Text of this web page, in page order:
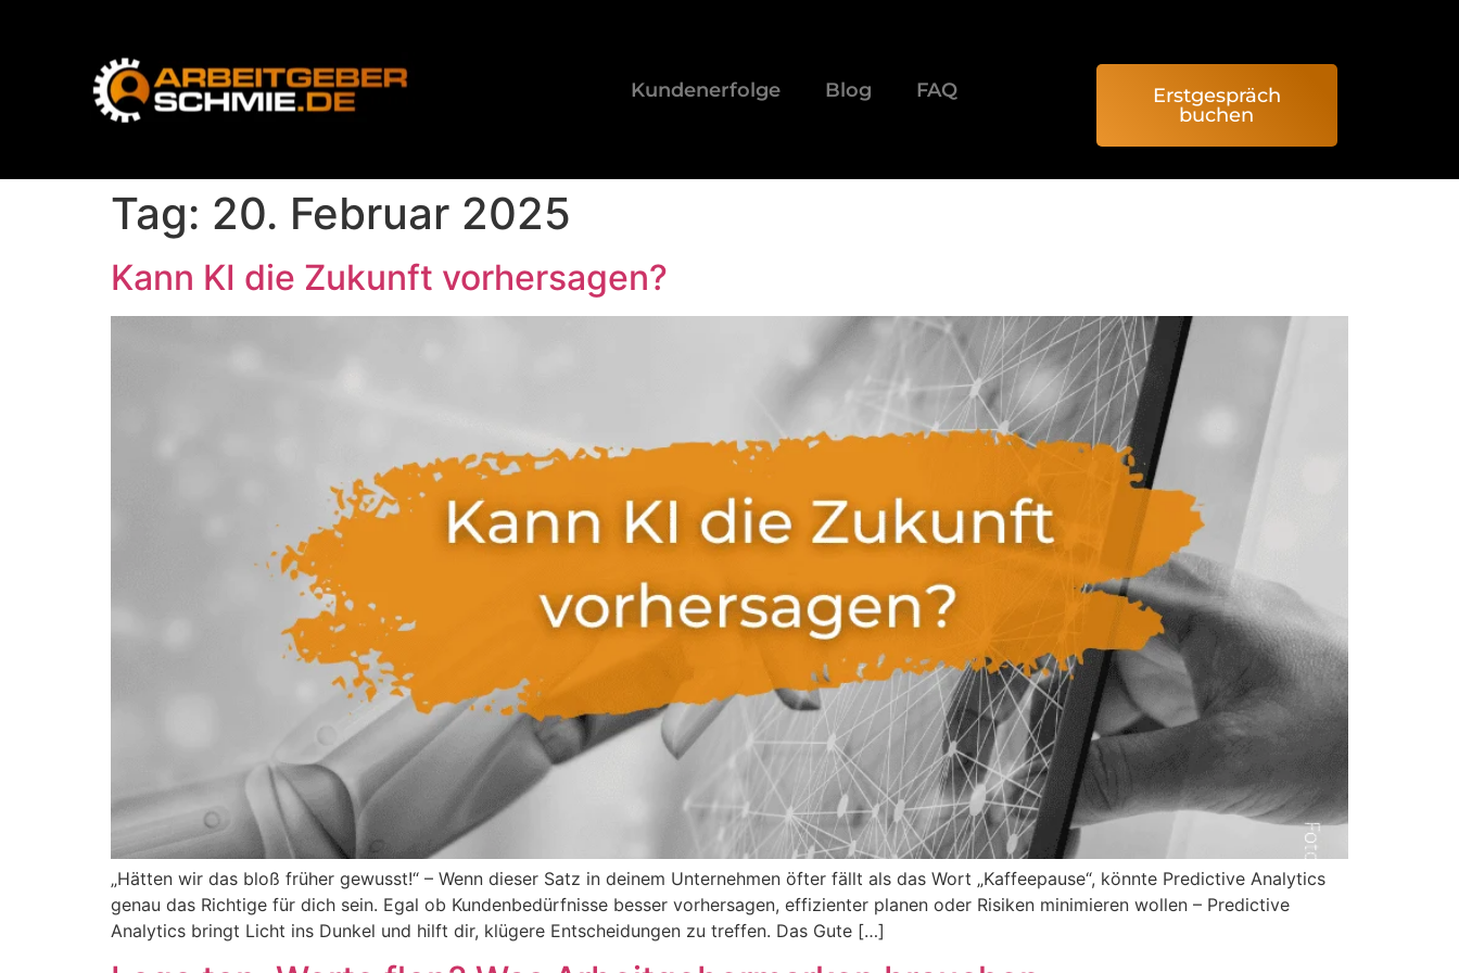
Kundenerfolge Blog FAQ
Erstgespräch
buchen
Tag: 20. Februar 2025
Kann KI die Zukunft vorhersagen?
„Hätten wir das bloß früher gewusst!“ – Wenn dieser Satz in deinem Unternehmen öfter fällt als das Wort „Kaffeepause“, könnte Predictive Analytics
genau das Richtige für dich sein. Egal ob Kundenbedürfnisse besser vorhersagen, effizienter planen oder Risiken minimieren wollen – Predictive
Analytics bringt Licht ins Dunkel und hilft dir, klügere Entscheidungen zu treffen. Das Gute […]